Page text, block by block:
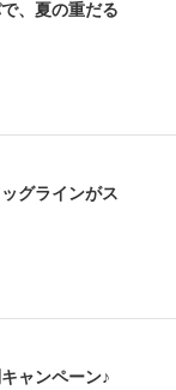
、夏の重だる
グラインがス
ャンペーン♪